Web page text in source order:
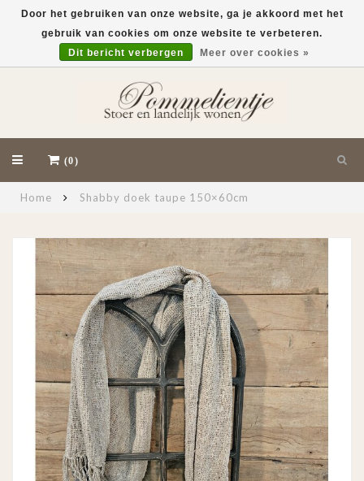
(0)
Home Shabby doek taupe 150×60cm
Door het gebruiken van onze website, ga je akkoord met het
gebruik van cookies om onze website te verbeteren.
Dit bericht verbergen
Meer over cookies »